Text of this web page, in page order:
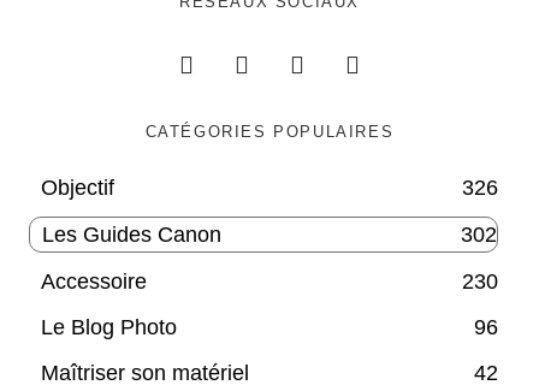
CATÉGORIES POPULAIRES
Objectif
326
Les Guides Canon
302
Accessoire
230
Le Blog Photo
96
Maîtriser son matériel
42